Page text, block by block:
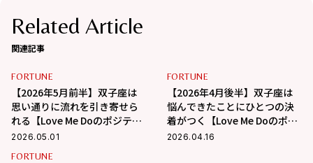
Related Article
関連記事
FORTUNE
【2026年5月前半】双子座は
思い通りに流れを引き寄せら
れる【Love Me Doのポジティ
ブ星座占い】
2026.05.01
FORTUNE
【2026年4月後半】双子座は
悩んできたことにひとつの決
着がつく【Love Me Doのポジ
ティブ星座占い】
2026.04.16
FORTUNE